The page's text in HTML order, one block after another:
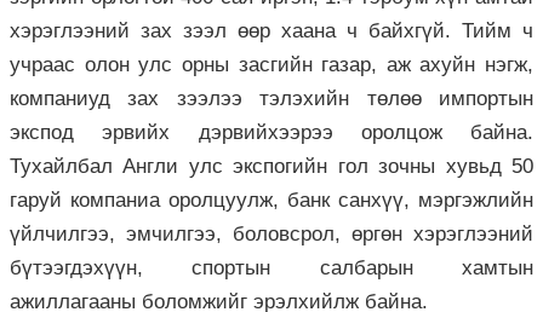
хэрэглээний зах зээл өөр хаана ч байхгүй. Тийм ч
учраас олон улс орны засгийн газар, аж ахуйн нэгж,
компаниуд зах зээлээ тэлэхийн төлөө импортын
экспод эрвийх дэрвийхээрээ оролцож байна.
Тухайлбал Англи улс экспогийн гол зочны хувьд 50
гаруй компаниа оролцуулж, банк санхүү, мэргэжлийн
үйлчилгээ, эмчилгээ, боловсрол, өргөн хэрэглээний
бүтээгдэхүүн, спортын салбарын хамтын
ажиллагааны боломжийг эрэлхийлж байна.